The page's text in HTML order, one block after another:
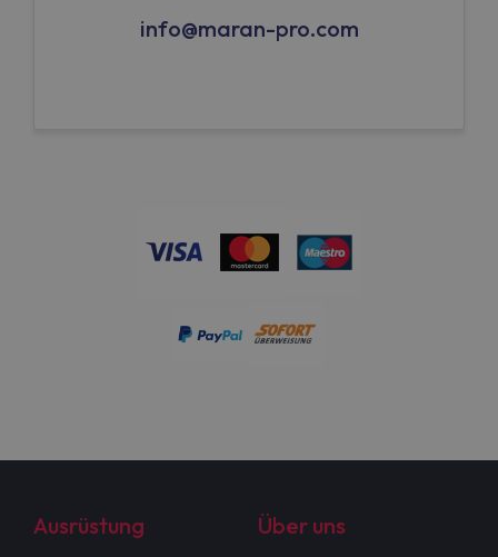
info@maran-pro.com
Ausrüstung
Über uns